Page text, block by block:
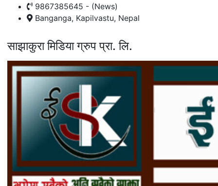
9867385645 - (News)
Banganga, Kapilvastu, Nepal
साझाकुरा मिडिया ग्रुप प्रा. लि.